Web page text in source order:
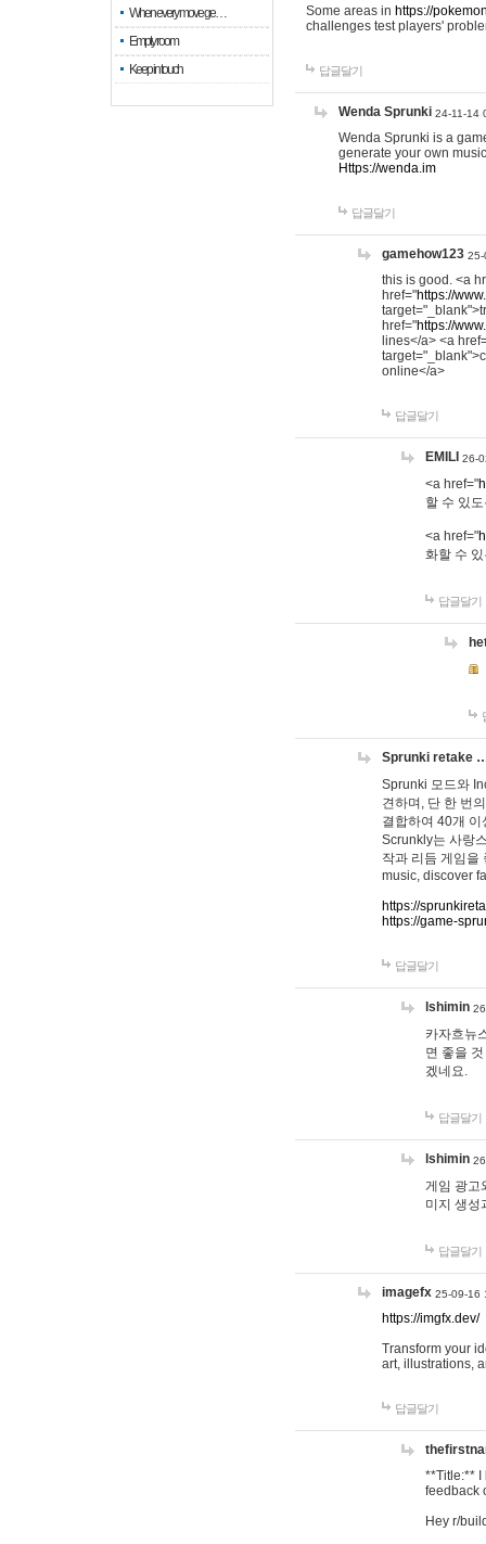
When every move ge…
Empty room
Keep in touch
Some areas in https://
challenges test players'
답글달기
Wenda Sprunki 24-11-14
Wenda Sprunki is a
generate your own
Https://wenda.im
답글달기
gamehow123 25-
this is good. <a
href="https://
href="https://
lines</a> <a
online</a>
답글달기
EMILI 26-
<a href="
할 수 있
<a href="
화할 수
답글달기
Sprunki retake
Sprunki 모드와
견하며, 단 한 번
결합하여 40개
Scrunkly는 사랑
작과 리듬 게임을
music, discover
https://
https://game-
답글달기
lshimin
카자흐뉴
면 좋을
겠네요.
답글달기
lshimin
게임 광고
미지 생성
답글달기
imagefx 25-09-16
https://imgfx.dev/
Transform your
art, illustrations,
답글달기
**Title:** I
feedback
Hey r/